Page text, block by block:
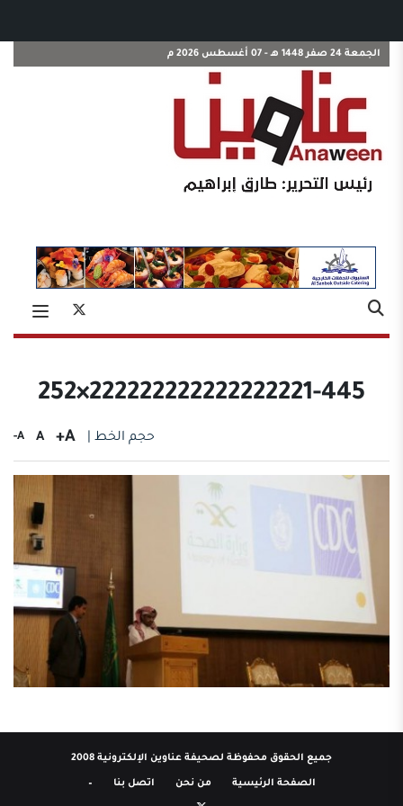
الجمعة 24 صفر 1448 هـ - 07 أغسطس 2026 م
222222222222222221-445×252
حجم الخط | A+
A
A-
جميع الحقوق محفوظة لصحيفة عناوين الإلكترونية 2008
الصفحة الرئيسية من نحن اتصل بنا –